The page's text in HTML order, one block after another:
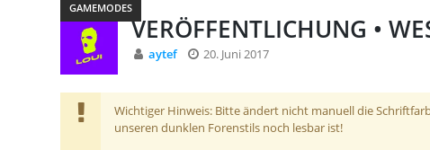
GAMEMODES
VERÖFFENTLICHUNG •
aytef 20. Juni 2017
Wichtiger Hinweis: Bitte ändert nicht manuell die
unseren dunklen Forenstils noch lesbar ist!